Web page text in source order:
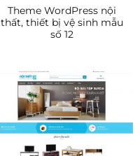
Theme WordPress nội
thất, thiết bị vệ sinh mẫu
số 12